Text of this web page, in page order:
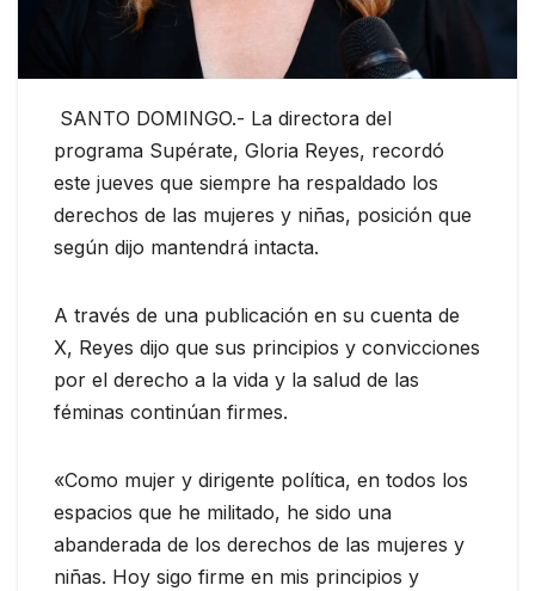
SANTO DOMINGO.- La directora del
programa Supérate, Gloria Reyes, recordó
este jueves que siempre ha respaldado los
derechos de las mujeres y niñas, posición que
según dijo mantendrá intacta.
A través de una publicación en su cuenta de
X, Reyes dijo que sus principios y convicciones
por el derecho a la vida y la salud de las
féminas continúan firmes.
«Como mujer y dirigente política, en todos los
espacios que he militado, he sido una
abanderada de los derechos de las mujeres y
niñas. Hoy sigo firme en mis principios y